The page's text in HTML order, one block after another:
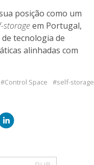
posição como um
storageem Portugal,
tecnologia de
alinhadas com
Control Space self-storage